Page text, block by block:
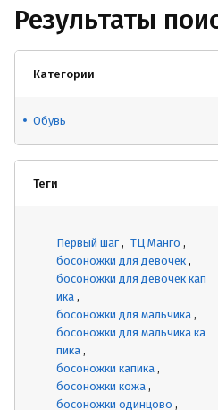
Результаты
Категории
Обувь
Теги
Первый шаг
ТЦ Манго
босоножки для девочек
босоножки для девочек кап
ика
босоножки для мальчика
босоножки для мальчика ка
пика
босоножки капика
босоножки кожа
босоножки одинцово